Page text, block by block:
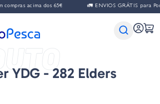
acima dos 65€ 🚛 ENVIOS GRÁTIS para
YDG - 282 Elders